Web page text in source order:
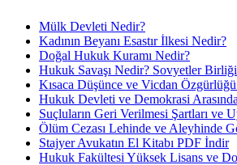
Mülk Devleti Nedir?
Kadının Beyanı Esastır İlkesi Nedir?
Doğal Hukuk Kuramı Nedir?
Hukuk Savaşı Nedir? Sovyetler
Kısaca Düşünce ve Vicdan
Hukuk Devleti ve Demokrasi
Suçluların Geri Verilmesi Şartları ve
Ölüm Cezası Lehinde ve Aleyhinde
Stajyer Avukatın El Kitabı PDF İndir
Hukuk Fakültesi Yüksek Lisans ve